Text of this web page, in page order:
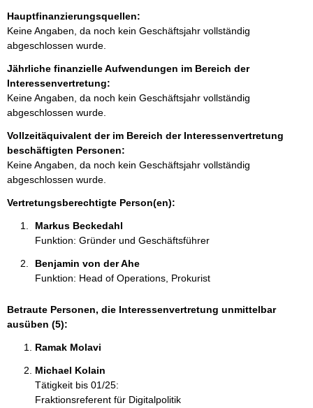
t
i
n
f
o
r
m
t
i
o
n
e
Hauptfinanzierungsquellen:
Keine Angaben, da noch kein Geschäftsjahr vollständig
abgeschlossen wurde.
Jährliche finanzielle Aufwendungen im Bereich der
Interessenvertretung:
Keine Angaben, da noch kein Geschäftsjahr vollständig
abgeschlossen wurde.
Vollzeitäquivalent der im Bereich der Interessenvertretung
beschäftigten Personen:
Keine Angaben, da noch kein Geschäftsjahr vollständig
abgeschlossen wurde.
Vertretungsberechtigte Person(en):
Markus Beckedahl
Funktion: Gründer und Geschäftsführer
Benjamin von der Ahe
Funktion: Head of Operations, Prokurist
Betraute Personen, die Interessenvertretung unmittelbar
ausüben (5):
Ramak Molavi
Michael Kolain
Tätigkeit bis 01/25:
Fraktionsreferent für Digitalpolitik